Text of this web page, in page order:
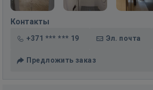
Контакты
+371 *** *** 19 Эл. почта
Предложить заказ